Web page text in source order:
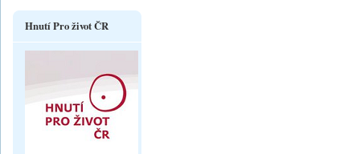
Hnutí Pro život ČR